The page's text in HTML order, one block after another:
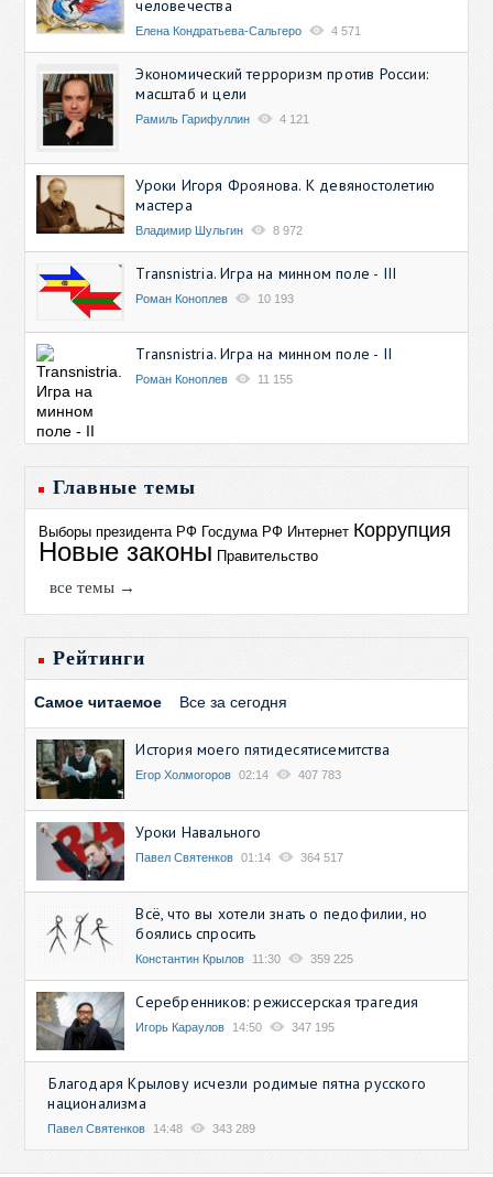
человечества
Елена Кондратьева-Сальгеро 4 571
Экономический терроризм против России:
масштаб и цели
Рамиль Гарифуллин 4 121
Уроки Игоря Фроянова. К девяностолетию
мастера
Владимир Шульгин 8 972
Transnistria. Игра на минном поле - III
Роман Коноплев 10 193
Transnistria. Игра на минном поле - II
Роман Коноплев 11 155
Главные темы
Выборы президента РФ Госдума РФ Интернет Коррупция
Новые законы Правительство
все темы →
Рейтинги
Самое читаемое Все за сегодня
История моего пятидесятисемитства
Егор Холмогоров 02:14 407 783
Уроки Навального
Павел Святенков 01:14 364 517
Всё, что вы хотели знать о педофилии, но
боялись спросить
Константин Крылов 11:30 359 225
Серебренников: режиссерская трагедия
Игорь Караулов 14:50 347 195
Благодаря Крылову исчезли родимые пятна русского
национализма
Павел Святенков 14:48 343 289